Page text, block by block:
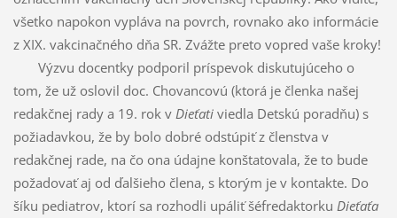
všetko napokon vypláva na povrch, rovnako ako informácie
z XIX. vakcinačného dňa SR. Zvážte preto vopred vaše kroky!
Výzvu docentky podporil príspevok diskutujúceho o
tom, že už oslovil doc. Chovancovú (ktorá je členka našej
redakčnej rady a 19. rok v Dieťativiedla Detskú poradňu) s
požiadavkou, že by bolo dobré odstúpiť z členstva v
redakčnej rade, na čo ona údajne konštatovala, že to bude
požadovať aj od ďalšieho člena, s ktorým je v kontakte. Do
šíku pediatrov, ktorí sa rozhodli upáliť šéfredaktorku Dieťaťa